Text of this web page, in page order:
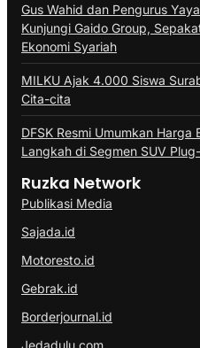
Gus Wahid dan Pengurus
Kunjungi Gaido Group,
Ekonomi Syariah
MILKU Ajak 4.000 Siswa
Cita-cita
DFSK Resmi Umumkan
Langkah di Segmen SUV
Ruzka Network
Publikasi Media
Sajada.id
Motoresto.id
Gebrak.id
Borderjournal.id
Jedadulu.com